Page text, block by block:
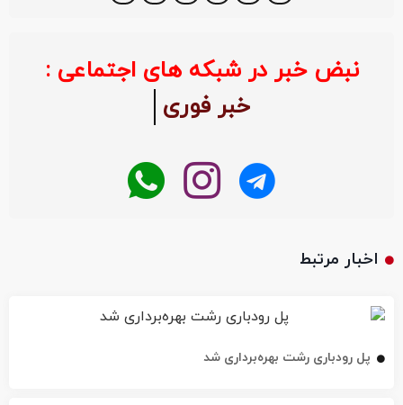
نبض خبر در شبکه های اجتماعی :
خبر فوری
اخبار مرتبط
پل رودباری رشت بهره‌برداری شد